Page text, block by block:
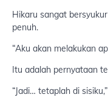
Hikaru sangat
penuh.
“Aku akan melakukan
Itu adalah pernyataan
“Jadi… tetaplah di